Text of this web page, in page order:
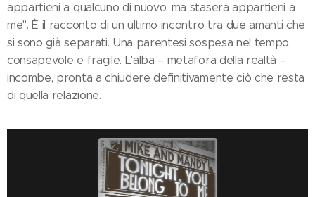
appartieni a qualcuno di nuovo, ma stasera appartieni a
me". È il racconto di un ultimo incontro tra due amanti che
si sono già separati. Una parentesi sospesa nel tempo,
consapevole e fragile. L'alba – metafora della realtà –
incombe, pronta a chiudere definitivamente ciò che resta
di quella relazione.